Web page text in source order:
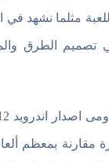
مثلما نشهد
في تصميم الطرق
مقارنة بمعظم